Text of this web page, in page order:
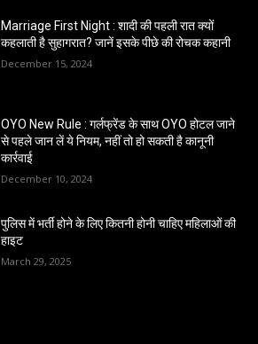
Marriage First Night : शादी की पहली रात क्यों
कहलाती है सुहागरात? जानें इसके पीछे की रोचक कहानी
December 15, 2024
OYO New Rule : गर्लफ्रेंड के साथ OYO होटल जाने
से पहले जान लें ये नियम, नहीं तो हो सकती है कानूनी
कार्रवाई
December 10, 2024
पुलिस में भर्ती होने के लिए कितनी होनी चाहिए महिलाओं की
हाइट
March 29, 2025